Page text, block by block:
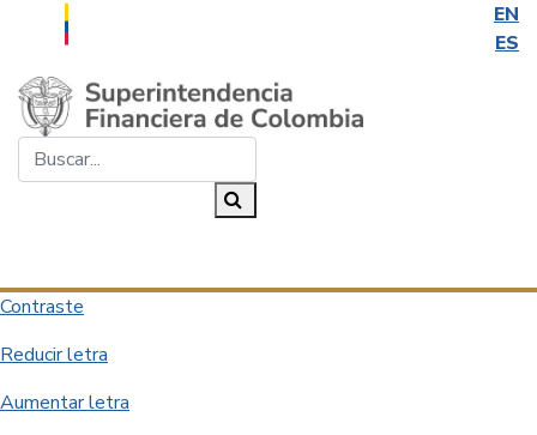
EN
ES
Saltar al contenido principal
Contraste
Reducir letra
Aumentar letra